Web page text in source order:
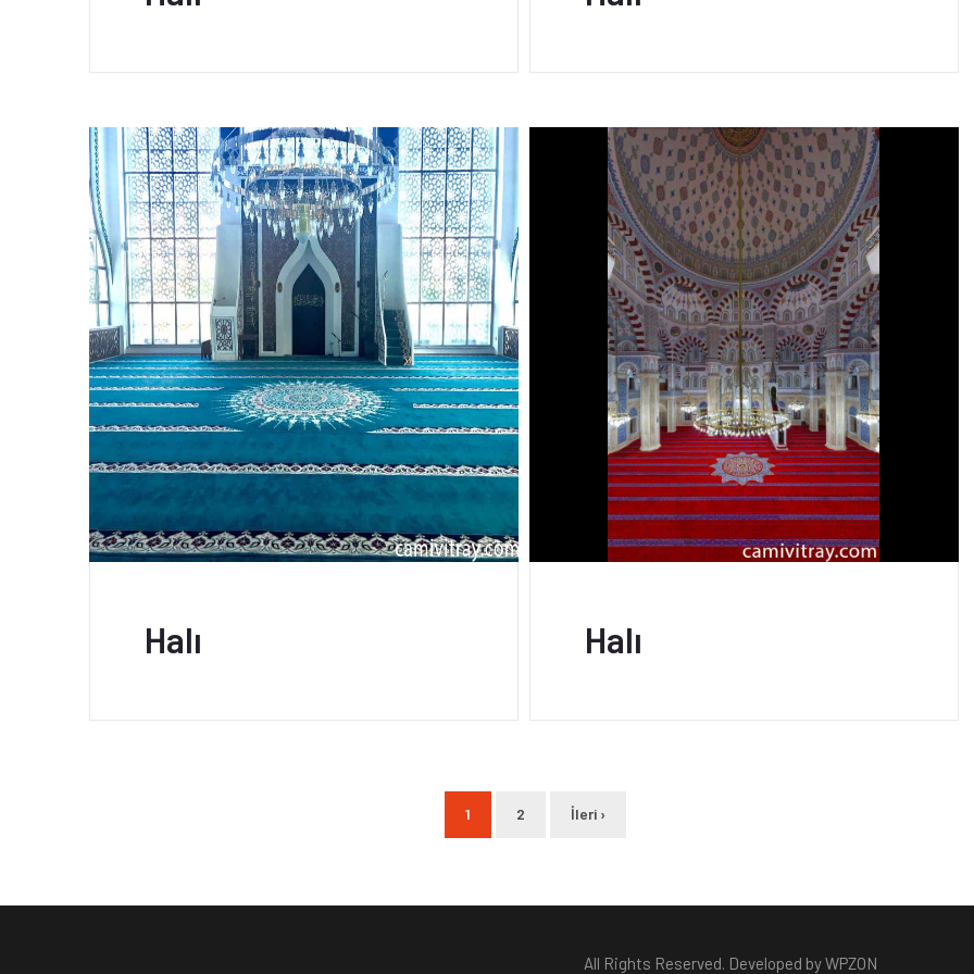
Halı Halı
1 2 İleri ›
All Rights Reserved. Developed by WPZON